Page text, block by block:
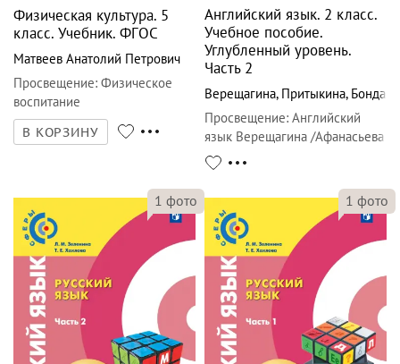
Физическая культура. 5
класс. Учебник. ФГОС
Матвеев Анатолий Петрович
Просвещение: Физическое
воспитание
В КОРЗИНУ
Английский язык. 2 класс.
Учебное пособие.
Углубленный уровень.
Часть 2
Верещагина, Притыкина,
Просвещение: Английский
язык Верещагина /Афанасьева
1 фото 1 фото